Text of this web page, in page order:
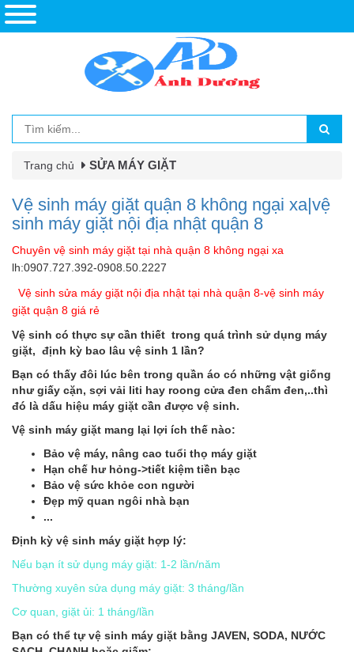
Trang chủ SỬA MÁY GIẶT
Vệ sinh máy giặt quận 8 không ngại xa|vệ
sinh máy giặt nội địa nhật quận 8
Chuyên vệ sinh máy giặt tại nhà quận 8 không ngại xa
lh:0907.727.392-0908.50.2227
Vệ sinh sửa máy giặt nội địa nhật tại nhà quận 8-vệ sinh máy
giặt quận 8 giá rẻ
Vệ sinh có thực sự cần thiết trong quá trình sử dụng máy
giặt, định kỳ bao lâu vệ sinh 1 lần?
Bạn có thấy đôi lúc bên trong quần áo có những vật giống
như giấy cặn, sợi vải liti hay roong cửa đen chấm đen,..thì
đó là dấu hiệu máy giặt cần được vệ sinh.
Vệ sinh máy giặt mang lại lợi ích thế nào:
Bảo vệ máy, nâng cao tuổi thọ máy giặt
Hạn chế hư hỏng->tiết kiệm tiền bạc
Bảo vệ sức khỏe con người
Đẹp mỹ quan ngôi nhà bạn
...
Định kỳ vệ sinh máy giặt hợp lý:
Nếu bạn ít sử dụng máy giặt: 1-2 lần/năm
Thường xuyên sửa dụng máy giặt: 3 tháng/lần
Cơ quan, giặt ủi: 1 tháng/lần
Bạn có thể tự vệ sinh máy giặt bằng JAVEN, SODA, NƯỚC